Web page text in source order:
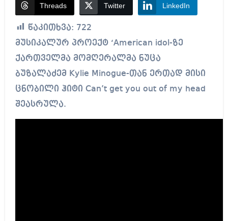
Threads Twitter LinkedIn
წაკითხვა: 722
მუსიკალურ პროექტ ‘American idol-ზე
ქართველმა მომღერალმა ნუცა
ბუზალაძემ Kylie Minogue-თან ერთად მისი
ცნობილი ჰიტი Can’t get you out of my head
შეასრულა.